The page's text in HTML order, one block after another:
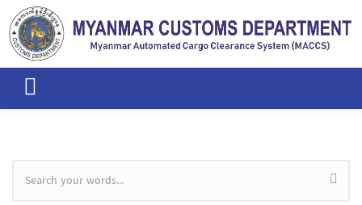
Skip to main content
Search form